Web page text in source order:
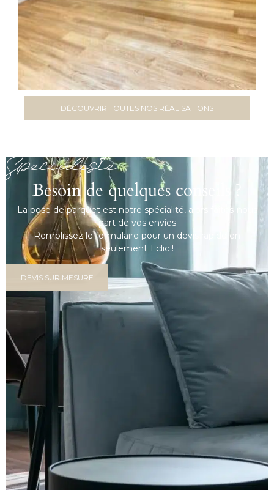
DÉCOUVRIR TOUTES NOS RÉALISATIONS
Spécialiste
Besoin de quelques conseils ?
La pose de parquet est notre spécialité, alors faites-nous
part de vos envies
Remplissez le formulaire pour un devis rapide en
seulement 1 clic !
DEVIS SUR MESURE